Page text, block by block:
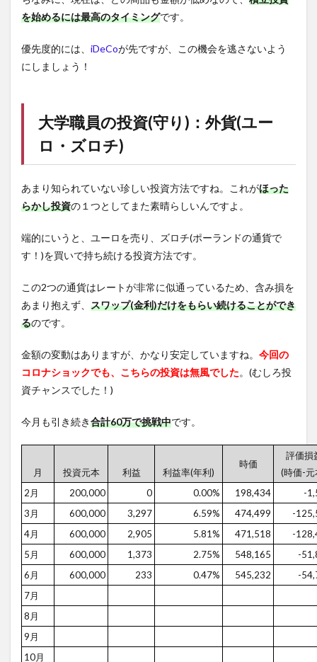
を始めるには最高のタイミングです。
優先度的には、 iDeCoが先ですが、この機会を逃さないよう
にしましょう！
大学職員の投資(守り)：外貨(ユー
ロ・ズロチ)
あまり知られていない珍しい投資方法ですね。これがほった
らかし投資の１つとしてまた素晴らしいんですよ。
端的にいうと、ユーロを売り、ズロチ(ポーランドの通貨で
す！)を買いで持ち続ける投資方法です。
この2つの通貨はレートが非常に似通っているため、含み損を
あまり抱えず、 スワップ(金利)だけをもらい続けることができ
るのです。
金額の変動はありますが、かなり安定していますね。 今回の
コロナショックでも、こちらの投資は無風でした。(むしろ投
資チャンスでした！)
今月も引き続き合計60万で挑戦中です。
月 投資元本 利益 利益率(年利)
時価
評価損
(時価-元
2月
200,000 0 0.00% 198,434
-
3月
600,000 3,297 6.59% 474,499
-
4月
600,000 2,905 5.81% 471,518
-
5月
600,000 1,373 2.75% 548,165
-
6月
600,000 233 0.47% 545,232
-
7月
8月
9月
10月